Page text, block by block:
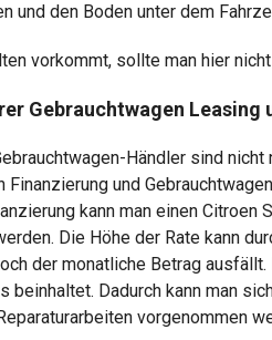
und den Boden unter dem
vorkommt, sollte man hier
Gebrauchtwagen Leasing
Händler sind
Finanzierung und
kann man einen
Die Höhe der Rate kann
der monatliche Betrag
beinhaltet. Dadurch kann man
vorgenommen